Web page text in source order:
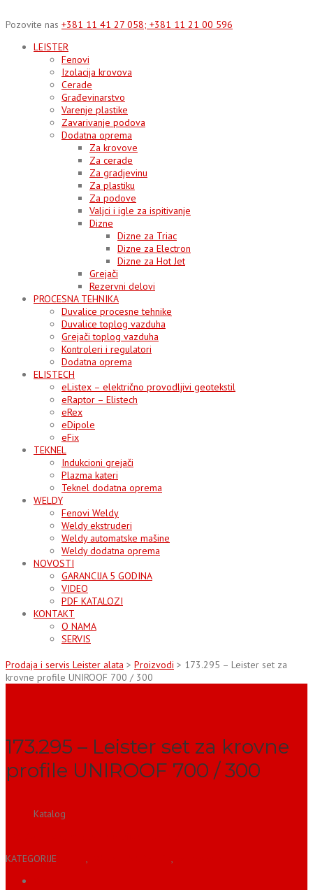
to
Pozovite nas +381 11 41 27 058; +381 11 21 00 596
LEISTER
Fenovi
Izolacija krovova
Cerade
Građevinarstvo
Varenje plastike
Zavarivanje podova
Dodatna oprema
Za krovove
Za cerade
Za gradjevinu
Za plastiku
Za podove
Valjci i igle za ispitivanje
Dizne
Dizne za Triac
Dizne za Electron
Dizne za Hot Jet
Grejači
Rezervni delovi
PROCESNA TEHNIKA
Duvalice procesne tehnike
Duvalice toplog vazduha
Grejači toplog vazduha
Kontroleri i regulatori
Dodatna oprema
ELISTECH
eListex – električno provodljivi geotekstil
eRaptor – Elistech
eRex
eDipole
eFix
TEKNEL
Indukcioni grejači
Plazma kateri
Teknel dodatna oprema
WELDY
Fenovi Weldy
Weldy ekstruderi
Weldy automatske mašine
Weldy dodatna oprema
NOVOSTI
GARANCIJA 5 GODINA
VIDEO
PDF KATALOZI
KONTAKT
O NAMA
SERVIS
Prodaja i servis Leister alata > Proizvodi > 173.295 – Leister set za
krovne profile UNIROOF 700 / 300
173.295 – Leister set za krovne
profile UNIROOF 700 / 300
Katalog
KATEGORIJE
, ,